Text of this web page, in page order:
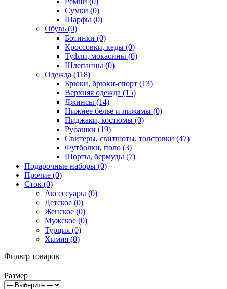
Сумки (0)
Шарфы (0)
Обувь (0)
Ботинки (0)
Кроссовки, кеды (0)
Туфли, мокасины (0)
Шлепанцы (0)
Одежда (118)
Брюки, брюки-спорт (13)
Верхняя одежда (15)
Джинсы (14)
Нижнее белье и пижамы (0)
Пиджаки, костюмы (0)
Рубашки (19)
Свитеры, свитшоты, толстовки (47)
Футболки, поло (3)
Шорты, бермуды (7)
Подарочные наборы (0)
Прочие (0)
Сток (0)
Аксессуары (0)
Детское (0)
Женское (0)
Мужское (0)
Турция (0)
Химия (0)
Фильтр товаров
Размер